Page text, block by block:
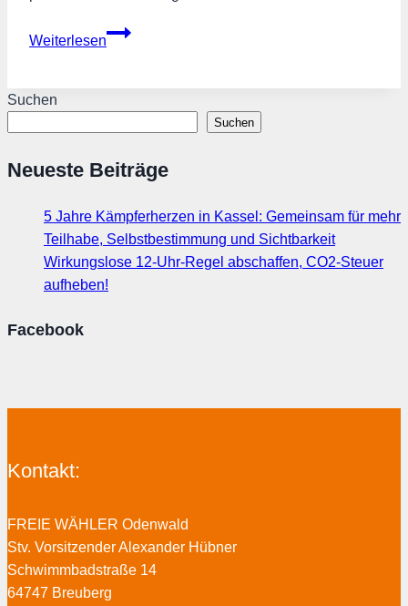
Weiterlesen
Reden
Suchen
Suchen
Neueste Beiträge
5 Jahre Kämpferherzen in Kassel: Gemeinsam für mehr
Teilhabe, Selbstbestimmung und Sichtbarkeit
Wirkungslose 12-Uhr-Regel abschaffen, CO2-Steuer
aufheben!
Facebook
Kontakt:
FREIE WÄHLER Odenwald
Stv. Vorsitzender Alexander Hübner
Schwimmbadstraße 14
64747 Breuberg